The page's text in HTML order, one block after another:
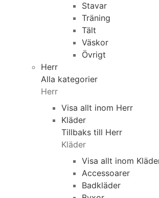
Stavar
Träning
Tält
Väskor
Övrigt
Herr
Alla kategorier
Herr
Visa allt inom Herr
Kläder
Tillbaks till Herr
Kläder
Visa allt inom
Accessoarer
Badkläder